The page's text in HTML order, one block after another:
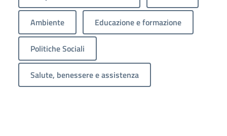
Ambiente Educazione e formazione
Politiche Sociali
Salute, benessere e assistenza